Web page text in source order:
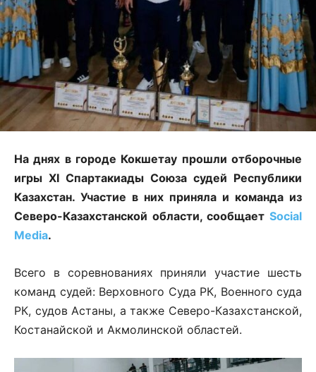
На днях в городе Кокшетау прошли отборочные
игры XI Спартакиады Союза судей Республики
Казахстан. Участие в них приняла и команда из
Северо-Казахстанской области, сообщает Social
Media.
Всего в соревнованиях приняли участие шесть
команд судей: Верховного Суда РК, Военного суда
РК, судов Астаны, а также Северо-Казахстанской,
Костанайской и Акмолинской областей.